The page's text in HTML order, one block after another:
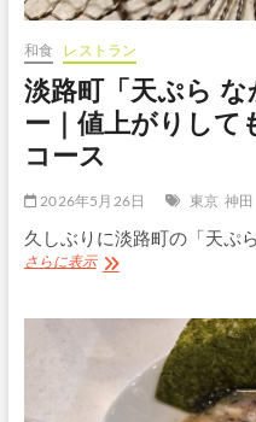
ト
や
日
替
わ
り
メ
ニ
ュ
が
コ
抜
和食 レストラン
淡路町「天ぷら
ー｜値上がりして
コース
2026年5月26日 東京 神田
久しぶりに淡路町の「天ぷ
さらに表示淡
か